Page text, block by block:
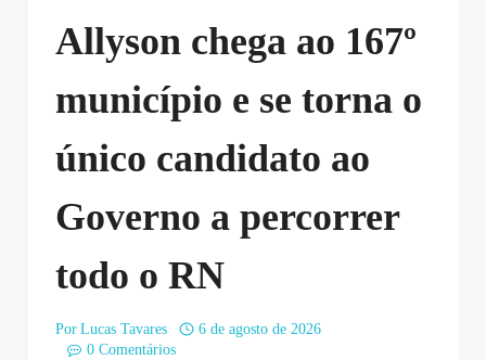
Allyson chega ao 167º
município e se torna o
único candidato ao
Governo a percorrer
todo o RN
Por Lucas Tavares
6 de agosto de 2026
0 Comentários